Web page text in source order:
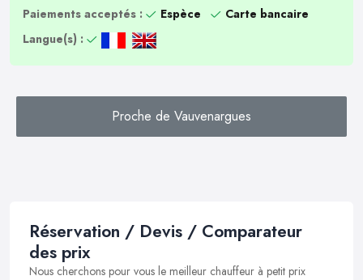
Paiements acceptés :
Espèce
Carte bancaire
Langue(s) :
Proche de Vauvenargues
Réservation / Devis / Comparateur
des prix
Nous cherchons pour vous le meilleur chauffeur à petit prix